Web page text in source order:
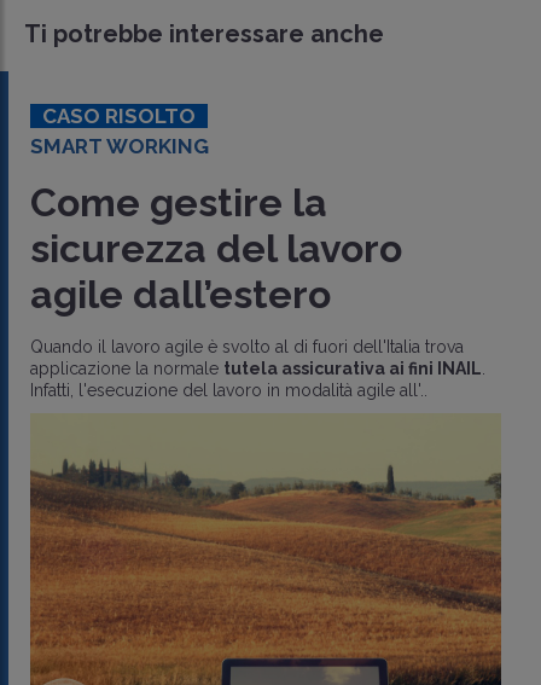
Ti potrebbe interessare anche
la
del lavoro
è svolto al di fuori dell'Italia trova
tutela assicurativa ai fini INAIL.
del lavoro in modalità agile all'..
La Cassazione,